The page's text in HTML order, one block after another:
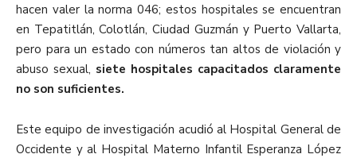
hacen valer la norma 046; estos hospitales se encuentran
en Tepatitlán, Colotlán, Ciudad Guzmán y Puerto Vallarta,
pero para un estado con números tan altos de violación y
abuso sexual, siete hospitales capacitados claramente
no son suficientes.
Este equipo de investigación acudió al Hospital General de
Occidente y al Hospital Materno Infantil Esperanza López